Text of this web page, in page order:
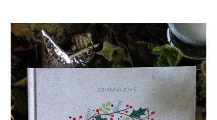
Wolke
–
zum
Verlieben